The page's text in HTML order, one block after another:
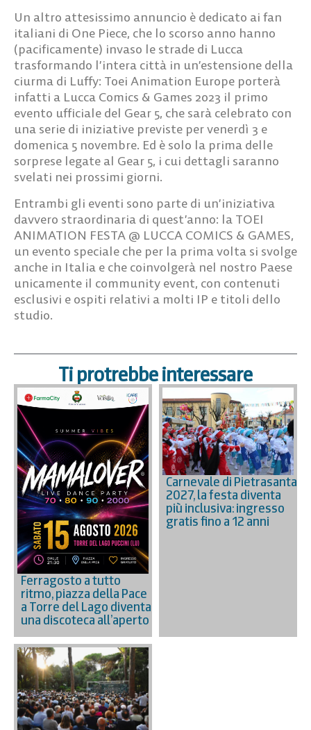
Un altro attesissimo annuncio è dedicato ai fan
italiani di One Piece, che lo scorso anno hanno
(pacificamente) invaso le strade di Lucca
trasformando l’intera città in un’estensione della
ciurma di Luffy: Toei Animation Europe porterà
infatti a Lucca Comics & Games 2023 il primo
evento ufficiale del Gear 5, che sarà celebrato con
una serie di iniziative previste pervenerdì 3 e
domenica 5 novembre. Ed è solo la prima delle
sorprese legate al Gear 5, i cui dettagli saranno
svelati nei prossimi giorni.
Entrambi gli eventi sono parte di un’iniziativa
davvero straordinaria di quest’anno: la TOEI
ANIMATION FESTA @ LUCCA COMICS & GAMES,
un evento speciale che per la prima volta si svolge
anche in Italia e che coinvolgerà nel nostro Paese
unicamente il community event, con contenuti
esclusivi e ospiti relativi a molti IP e titoli dello
studio.
Ti protrebbe interessare
Ferragosto a tutto
ritmo, piazza della Pace
a Torre del Lago diventa
una discoteca all’aperto
Carnevale di Pietrasanta
2027, la festa diventa
più inclusiva: ingresso
gratis fino a 12 anni